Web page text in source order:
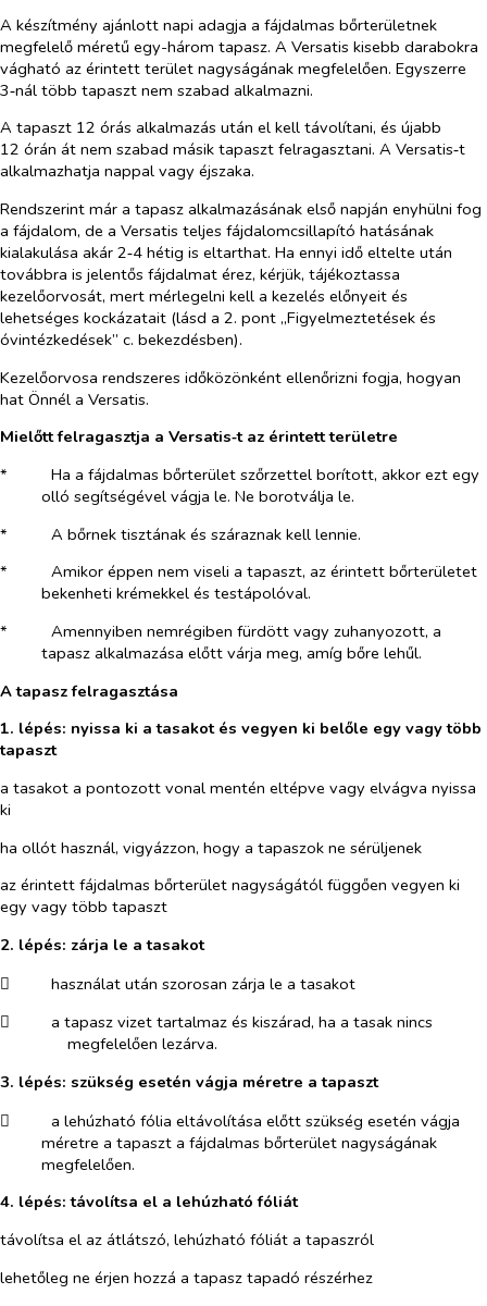
A készítmény ajánlott napi adagja a fájdalmas bőrterületnek
megfelelő méretű egy-három tapasz. A Versatis kisebb darabokra
vágható az érintett terület nagyságának megfelelően. Egyszerre
3‑nál több tapaszt nem szabad alkalmazni.
A tapaszt 12 órás alkalmazás után el kell távolítani, és újabb
12 órán át nem szabad másik tapaszt felragasztani. A Versatis‑t
alkalmazhatja nappal vagy éjszaka.
Rendszerint már a tapasz alkalmazásának első napján enyhülni fog
a fájdalom, de a Versatis teljes fájdalomcsillapító hatásának
kialakulása akár 2‑4 hétig is eltarthat. Ha ennyi idő eltelte után
továbbra is jelentős fájdalmat érez, kérjük, tájékoztassa
kezelőorvosát, mert mérlegelni kell a kezelés előnyeit és
lehetséges kockázatait (lásd a 2. pont „Figyelmeztetések és
óvintézkedések” c. bekezdésben).
Kezelőorvosa rendszeres időközönként ellenőrizni fogja, hogyan
hat Önnél a Versatis.
Mielőtt felragasztja a Versatis‑t az érintett területre
*​
Ha a fájdalmas bőrterület szőrzettel borított, akkor ezt egy
olló segítségével vágja le. Ne borotválja le.
*​
A bőrnek tisztának és száraznak kell lennie.
*​
Amikor éppen nem viseli a tapaszt, az érintett bőrterületet
bekenheti krémekkel és testápolóval.
*​
Amennyiben nemrégiben fürdött vagy zuhanyozott, a
tapasz alkalmazása előtt várja meg, amíg bőre lehűl.
A tapasz felragasztása
1. lépés: nyissa ki a tasakot és vegyen ki belőle egy vagy több
tapaszt
a tasakot a pontozott vonal mentén eltépve vagy elvágva nyissa
ki
ha ollót használ, vigyázzon, hogy a tapaszok ne sérüljenek
az érintett fájdalmas bőrterület nagyságától függően vegyen ki
egy vagy több tapaszt
2. lépés: zárja le a tasakot
​
használat után szorosan zárja le a tasakot
​
a tapasz vizet tartalmaz és kiszárad, ha a tasak nincs
megfelelően lezárva.
3. lépés: szükség esetén vágja méretre a tapaszt
​
a lehúzható fólia eltávolítása előtt szükség esetén vágja
méretre a tapaszt a fájdalmas bőrterület nagyságának
megfelelően.
4. lépés: távolítsa el a lehúzható fóliát
távolítsa el az átlátszó, lehúzható fóliát a tapaszról
lehetőleg ne érjen hozzá a tapasz tapadó részérhez